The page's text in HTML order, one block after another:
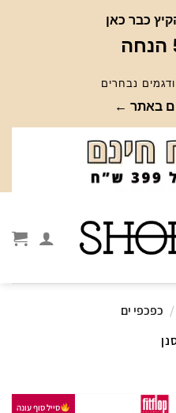
כבר כאן
נבחרים
באתר ←
/ כפכפי ים
סייל סוף עונה